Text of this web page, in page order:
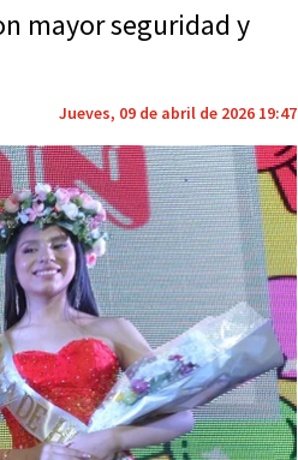
mayor seguridad y
Jueves, 09 de abril de 2026 19:47